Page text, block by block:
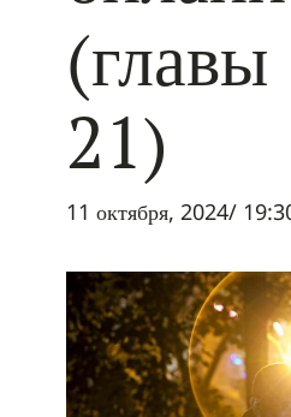
21)
11 октября, 2024/